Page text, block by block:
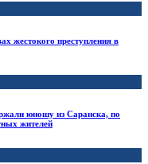
жестокого преступления в
юношу из Саранска, по
жителей